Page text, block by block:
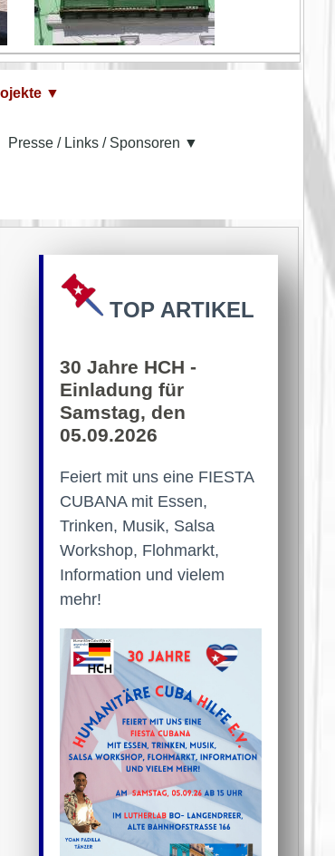
▼
Presse / Links / Sponsoren ▼
TOP ARTIKEL
30 Jahre HCH -
Einladung für
Samstag, den
05.09.2026
Feiert mit uns eine FIESTA
CUBANA mit Essen,
Trinken, Musik, Salsa
Workshop, Flohmarkt,
Information und vielem
mehr!